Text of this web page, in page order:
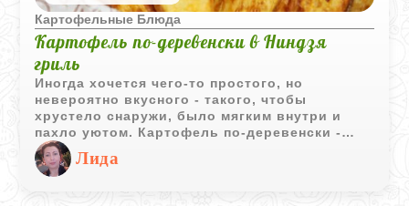
Картофельные Блюда
Картофель по-деревенски в Ниндзя
гриль
Иногда хочется чего-то простого, но
невероятно вкусного - такого, чтобы
хрустело снаружи, было мягким внутри и
пахло уютом. Картофель по-деревенски -
идеальный ответ. А с грилем Ninja,
использующим технологию Air Fry, это
блюдо превращается в настоящую
кулинарную находку: вкус, текстура и аромат
Лида